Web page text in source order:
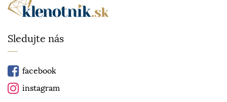
Sledujte nás
facebook
instagram